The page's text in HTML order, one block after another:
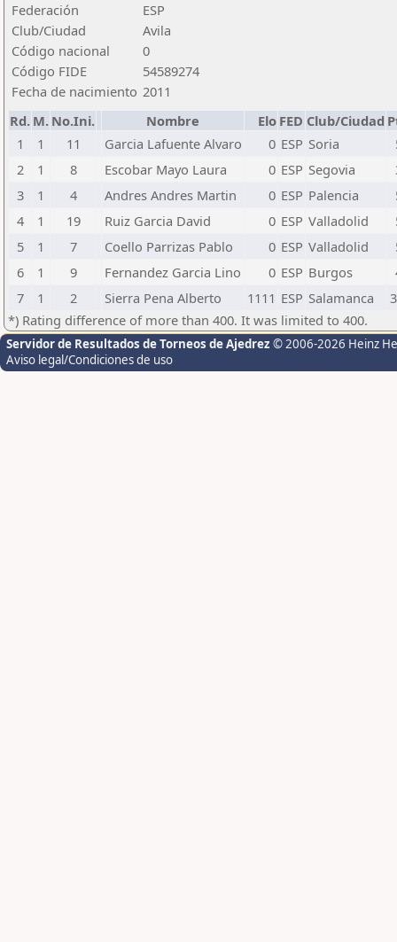
Federación
ESP
Club/Ciudad
Avila
Código nacional
0
Código FIDE
54589274
Fecha de nacimiento 2011
Rd. M. No.Ini. Nombre Elo FED Club/Ciudad
1
1 11 Garcia Lafuente Alvaro 0 ESP Soria
2
1 8 Escobar Mayo Laura 0 ESP Segovia
3
1 4 Andres Andres Martin 0 ESP Palencia
4
1 19 Ruiz Garcia David 0 ESP Valladolid
5
1 7 Coello Parrizas Pablo 0 ESP Valladolid
6
1 9 Fernandez Garcia Lino 0 ESP Burgos
7
1 2 Sierra Pena Alberto 1111 ESP Salamanca
*) Rating difference of more than 400. It was limited to 400.
Servidor de Resultados de Torneos de Ajedrez © 2006-2026 Heinz
Aviso legal/Condiciones de uso